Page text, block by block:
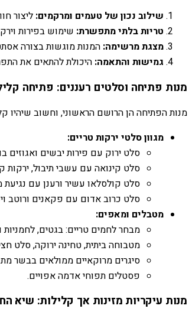
שילוב נכון של טעמים ומרקמים: ליצור
טריות בלתי מתפשרת: שימוש בפירות
מצגת מרשימה: המנות מוגשות בצורה
גמישות והתאמה: היכולת להתאים את
מנות פתיחה וסלטים רעננים: פתיחה
מנות הפתיחה הן הרושם הראשוני, וחשוב שיהיו
מגוון סלטי ירקות טריים:
סלט ירוק עם פירות יבשים ואגוזים
סלט קינואה עם עשבי תיבול, ירקות
סלט קולסלאו עשיר ורענן עם נגיעת
סלט כרוב אדום עם פקאנים ורוטב
מטבלים ומאפים:
מבחר לחמים טריים: בגטים, לחמניות
מטבוחה ביתית, טחינה ירוקה, סלט
סיגרים מרוקאיים ממולאים בבשר
פסטלים תפוחי אדמה אפויים.
מנות עיקריות מזינות אך קלילות: שיא